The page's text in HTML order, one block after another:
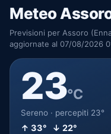
Meteo
Previsioni per Assoro
aggiornate al 07/08/2026
23°C
Sereno · percepiti 23°
↑ 33° ↓ 22°